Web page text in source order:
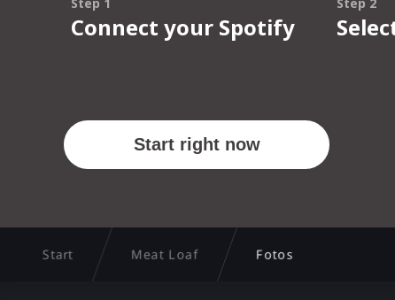
Start Meat Loaf Fotos